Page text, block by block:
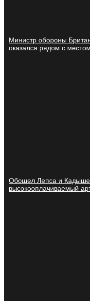
Министр обороны
оказался рядом с
Обошел Лепса и
высокооплачиваемый